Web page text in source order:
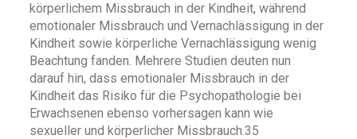
körperlichem Missbrauch in der Kindheit, während
emotionaler Missbrauch und Vernachlässigung in der
Kindheit sowie körperliche Vernachlässigung wenig
Beachtung fanden. Mehrere Studien deuten nun
darauf hin, dass emotionaler Missbrauch in der
Kindheit das Risiko für die Psychopathologie bei
Erwachsenen ebenso vorhersagen kann wie
sexueller und körperlicher Missbrauch.35